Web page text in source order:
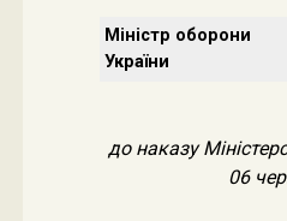
Міністр оборони
України
до наказу
06